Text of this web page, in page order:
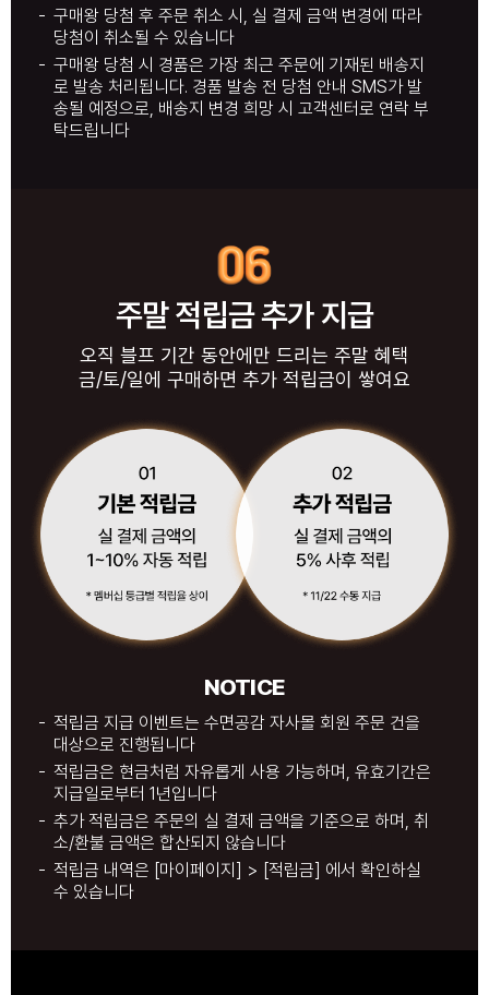
구매왕 당첨 후 주문 취소 시, 실 결제 금액 변경에 따라
당첨이 취소될 수 있습니다
구매왕 당첨 시 경품은 가장 최근 주문에 기재된 배송지
로 발송 처리됩니다. 경품 발송 전 당첨 안내 SMS가 발
송될 예정으로, 배송지 변경 희망 시 고객센터로 연락 부
탁드립니다
주말 적립금 추가 지급
오직 블프 기간 동안에만 드리는 주말 혜택
금/토/일에 구매하면 추가 적립금이 쌓여요
NOTICE
적립금 지급 이벤트는 수면공감 자사몰 회원 주문 건을
대상으로 진행됩니다
적립금은 현금처럼 자유롭게 사용 가능하며, 유효기간은
지급일로부터 1년입니다
추가 적립금은 주문의 실 결제 금액을 기준으로 하며, 취
소/환불 금액은 합산되지 않습니다
적립금 내역은 [마이페이지] > [적립금] 에서 확인하실
수 있습니다